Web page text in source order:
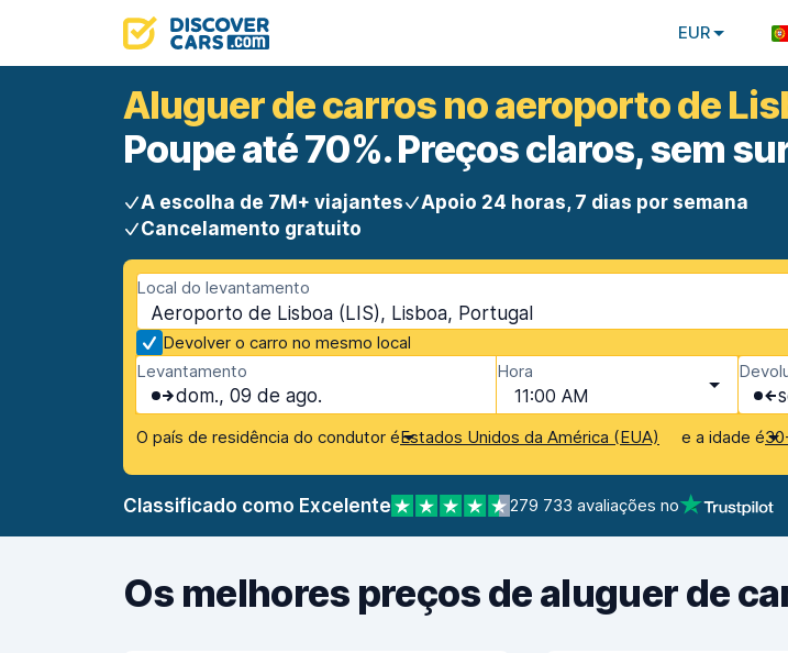
EUR
Aluguer de carros no aeroporto de
Poupe até 70%. Preços claros, sem
A escolha de 7M+ viajantes
Apoio 24 horas, 7 dias por semana
Cancelamento gratuito
Local do levantamento
Aeroporto de Lisboa (LIS), Lisboa, Portugal
Devolver o carro no mesmo local
Levantamento
dom., 09 de ago.
Hora
11:00 AM
O país de residência do condutor éEstados Unidos da América (EUA) e a idade é
Classificado como Excelente 279 733 avaliações no
Os melhores preços de aluguer de